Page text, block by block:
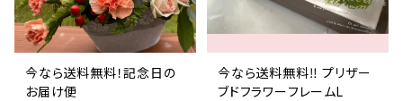
今なら送料無料！記念日の
お届け便
今なら送料無料‼︎ プリザー
ブドフラワーフレームL